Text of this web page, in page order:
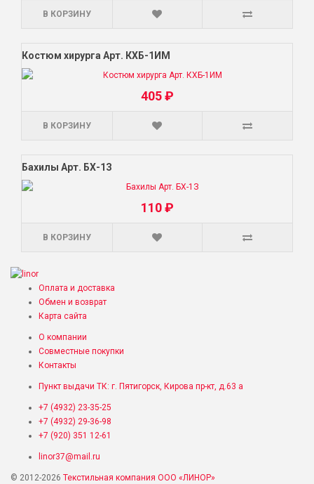
В КОРЗИНУ
Костюм хирурга Арт. КХБ-1ИМ
405 ₽
В КОРЗИНУ
Бахилы Арт. БХ-1З
110 ₽
В КОРЗИНУ
Оплата и доставка
Обмен и возврат
Карта сайта
О компании
Совместные покупки
Контакты
Пункт выдачи ТК: г. Пятигорск, Кирова пр-кт, д.63 а
+7 (4932) 23-35-25
+7 (4932) 29-36-98
+7 (920) 351 12-61
linor37@mail.ru
© 2012-2026 Текстильная компания ООО «ЛИНОР»